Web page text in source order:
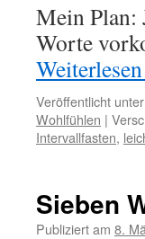
Mein Plan:
Worte
Weiterlesen
Veröffentlicht unter
Wohlfühlen |
Intervallfasten,
Sieben
Publiziert am 8.